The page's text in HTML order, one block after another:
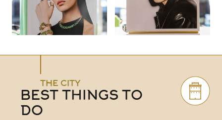
THE CITY
BEST THINGS TO
DO